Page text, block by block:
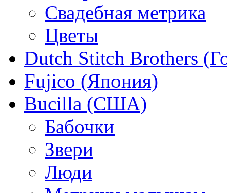
Свадебная метрика
Цветы
Dutch Stitch Brothers
Fujico (Япония)
Bucilla (США)
Бабочки
Звери
Люди